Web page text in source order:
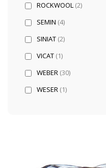
ROCKWOOL (2)
SEMIN (4)
SINIAT (2)
VICAT (1)
WEBER (30)
WESER (1)